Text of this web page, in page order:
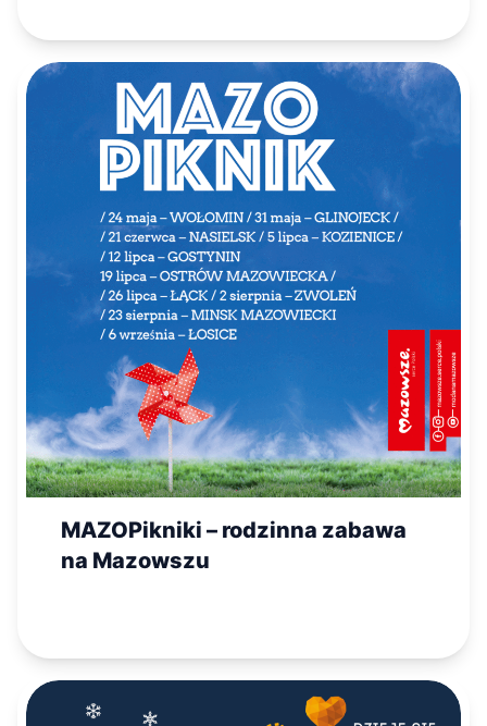
MAZOPikniki – rodzinna zabawa
na Mazowszu